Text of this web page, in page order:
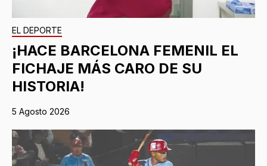
EL DEPORTE
¡HACE BARCELONA FEMENIL EL
FICHAJE MÁS CARO DE SU
HISTORIA!
5 Agosto 2026